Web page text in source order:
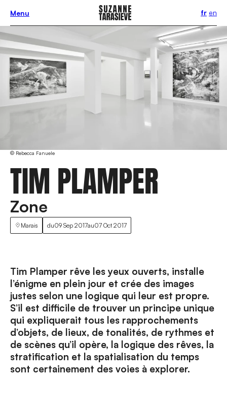
Menu fr en
TIM PLAMPER
Marais du09 Sep 2017au07 Oct 2017
Zone
© Rebecca Fanuele
Tim Plamper rêve les yeux ouverts, installe
l’énigme en plein jour et crée des images
justes selon une logique qui leur est propre.
S’il est difficile de trouver un principe unique
qui expliquerait tous les rapprochements
d’objets, de lieux, de tonalités, de rythmes et
de scènes qu’il opère, la logique des rêves, la
stratification et la spatialisation du temps
sont certainement des voies à explorer.